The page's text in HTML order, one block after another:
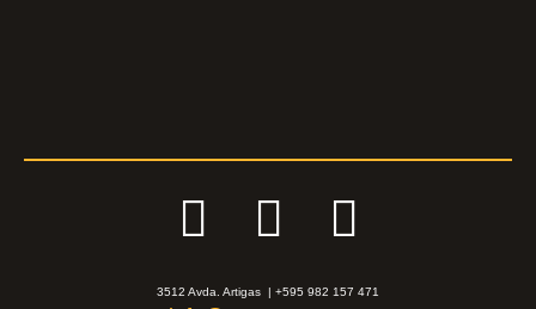
3512 Avda. Artigas | +595 982 157 471